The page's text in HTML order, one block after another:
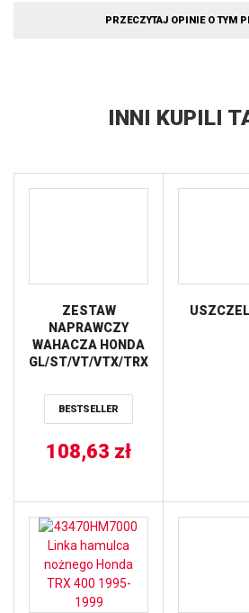
PRZECZYTAJ OPINIE O TYM
INNI KUPILI
ZESTAW
NAPRAWCZY
WAHACZA HONDA
GL/ST/VT/VTX/TRX
BESTSELLER
108,63 zł